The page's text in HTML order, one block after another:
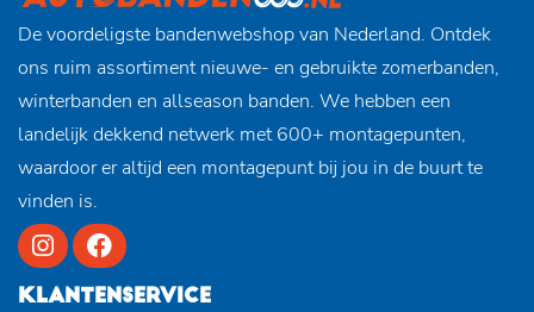
De voordeligste bandenwebshop van Nederland. Ontdek
ons ruim assortiment nieuwe- en gebruikte zomerbanden,
winterbanden en allseason banden. We hebben een
landelijk dekkend netwerk met 600+ montagepunten,
waardoor er altijd een montagepunt bij jou in de buurt te
vinden is.
KLANTENSERVICE